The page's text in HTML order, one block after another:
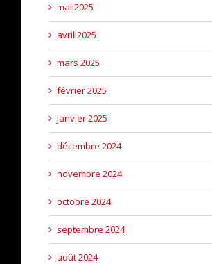
mai 2025
avril 2025
mars 2025
février 2025
janvier 2025
décembre 2024
novembre 2024
octobre 2024
septembre 2024
août 2024